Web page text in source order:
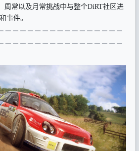
周常以及月常挑战中与整个DiRT社区进
事件。
－－－－－－－－－－－－－－－－
－－－－－ －－－－－ －－－－－ －